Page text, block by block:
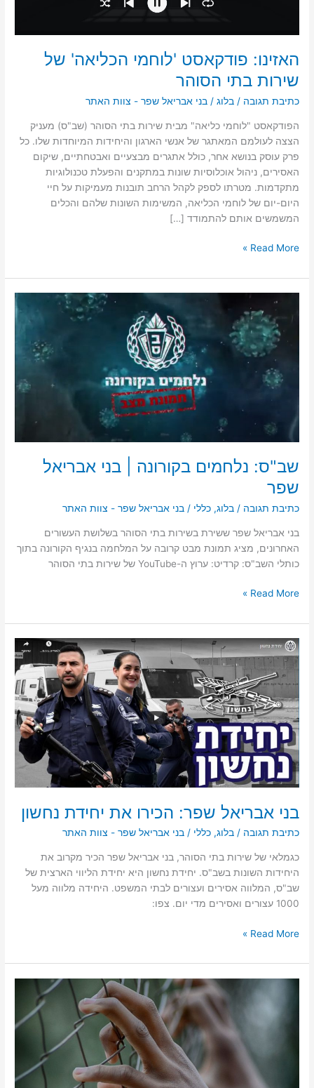
האזינו: פודקאסט 'לוחמי הכליאה' של
שירות בתי הסוהר
כתיבת תגובה /בלוג /בני אבריאל שפר - צוות האתר
הפודקאסט "לוחמי כליאה" מבית שירות בתי הסוהר (שב"ס) מעניק
הצצה לעולמם המאתגר של אנשי הארגון והיחידות המיוחדות שלו. כל
פרק עוסק בנושא אחר, כולל אתגרים מבצעיים ואבטחתיים, שיקום
האסירים, ניהול אוכלוסיות שונות במתקנים והפעלת טכנולוגיות
מתקדמות. מטרתו לספק לקהל הרחב תובנות מעמיקות על חיי
היום-יום של לוחמי הכליאה, המשימות השונות שלהם והכלים
המשמשים אותם להתמודד […]
Read More »
שב"ס: נלחמים בקורונה | בני אבריאל
שפר
כתיבת תגובה /בלוג,כללי /בני אבריאל שפר - צוות האתר
בני אבריאל שפר ששירת בשירות בתי הסוהר בשלושת העשורים
האחרונים, מציג תמונת מבט קרובה על המלחמה בנגיף הקורונה בתוך
כותלי השב"ס: קרדיט: ערוץ ה-YouTube של שירות בתי הסוהר
שב"ס:
נלחמים
בקורונה
אבריאל
Read More »
בני אבריאל שפר: הכירו את יחידת נחשון
כתיבת תגובה /בלוג,כללי /בני אבריאל שפר - צוות האתר
כגמלאי של שירות בתי הסוהר, בני אבריאל שפר הכיר מקרוב את
היחידות השונות בשב"ס. יחידת נחשון היא יחידת הליווי הארצית של
שב"ס, המלווה אסירים ועצורים לבתי המשפט. היחידה מלווה מעל
1000 עצורים ואסירים מדי יום. צפו:
בני
אבריאל
שפר:
את
יחידת
נחשון
Read More »